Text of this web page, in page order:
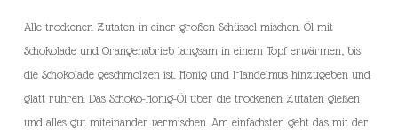
Alle trockenen Zutaten in einer großen Schüssel mischen. Öl mit
Schokolade und Orangenabrieb langsam in einem Topf erwärmen, bis
die Schokolade geschmolzen ist. Honig und Mandelmus hinzugeben und
glatt rühren. Das Schoko-Honig-Öl über die trockenen Zutaten gießen
und alles gut miteinander vermischen. Am einfachsten geht das mit der